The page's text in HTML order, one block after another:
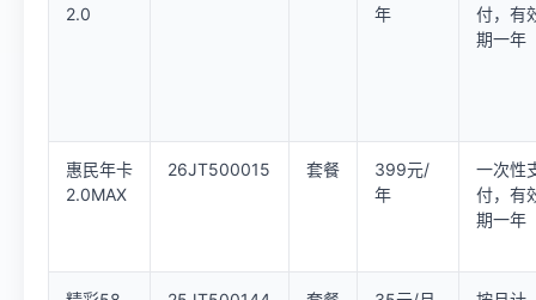
2.0
年
付，有
期一年
惠民年卡
2.0MAX
26JT500015 套餐
399元/
年
一次性
付，有
期一年